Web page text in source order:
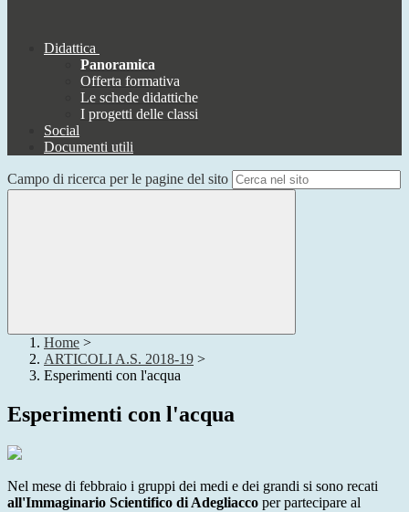
Didattica
Panoramica
Offerta formativa
Le schede didattiche
I progetti delle classi
Social
Documenti utili
Campo di ricerca per le pagine del sito
Home >
ARTICOLI A.S. 2018-19 >
Esperimenti con l'acqua
Esperimenti con l'acqua
Nel mese di febbraio i gruppi dei medi e dei grandi si sono recati
all'Immaginario Scientifico di Adegliacco per partecipare al